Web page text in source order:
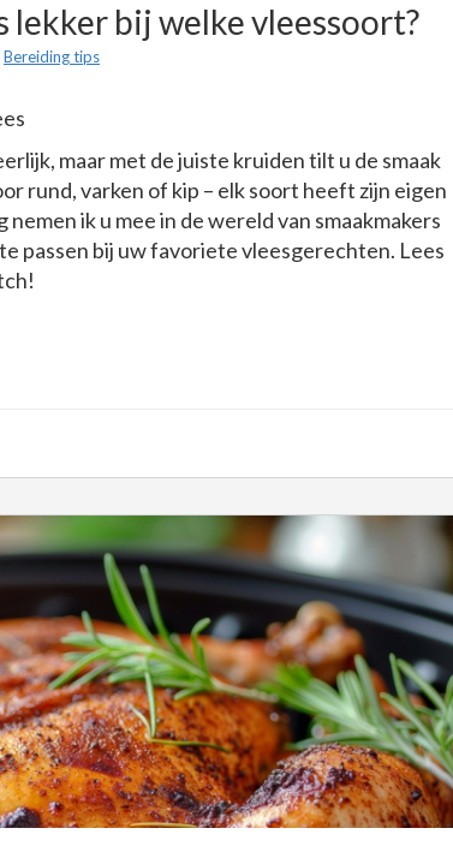
lekker bij welke vleessoort?
Bereiding tips
maar met de juiste kruiden tilt u de smaak
rund, varken of kip – elk soort heeft zijn eigen
ik u mee in de wereld van smaakmakers
passen bij uw favoriete vleesgerechten. Lees